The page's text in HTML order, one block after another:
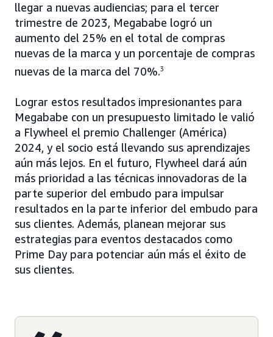
llegar a nuevas audiencias; para el tercer
trimestre de 2023, Megababe logró un
aumento del 25% en el total de compras
nuevas de la marca y un porcentaje de compras
nuevas de la marca del 70%.3
Lograr estos resultados impresionantes para
Megababe con un presupuesto limitado le valió
a Flywheel el premio Challenger (América)
2024, y el socio está llevando sus aprendizajes
aún más lejos. En el futuro, Flywheel dará aún
más prioridad a las técnicas innovadoras de la
parte superior del embudo para impulsar
resultados en la parte inferior del embudo para
sus clientes. Además, planean mejorar sus
estrategias para eventos destacados como
Prime Day para potenciar aún más el éxito de
sus clientes.